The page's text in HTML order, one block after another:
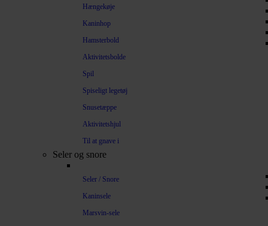
Hængekøje
Kaninhop
Hamsterbold
Aktivitetsbolde
Spil
Spiseligt legetøj
Snusetæppe
Aktivitetshjul
Til at gnave i
Seler og snore
Seler / Snore
Kaninsele
Marsvin-sele